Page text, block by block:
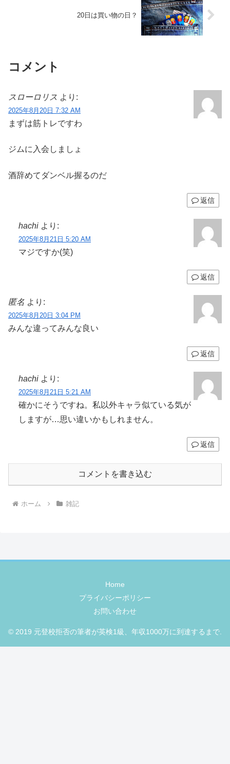
20日は買い物の日？
コメント
スローロリス より:
2025年8月20日 7:32 AM
まずは筋トレですわ
ジムに入会しましょ
酒辞めてダンベル握るのだ
返信
hachi より:
2025年8月21日 5:20 AM
マジですか(笑)
返信
匿名 より:
2025年8月20日 3:04 PM
みんな違ってみんな良い
返信
hachi より:
2025年8月21日 5:21 AM
確かにそうですね。私以外キャラ似ている気が
しますが…思い違いかもしれません。
返信
コメントを書き込む
ホーム 雑記
Home
プライバシーポリシー
お問い合わせ
© 2019 元登校拒否の筆者が英検1級、年収1000万に到達するまで.